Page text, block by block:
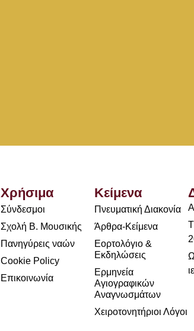
Χρήσιμα
Σύνδεσμοι
Σχολή Β. Μουσικής
Πανηγύρεις ναών
Cookie Policy
Επικοινωνία
Κείμενα
Πνευματική Διακονία
Άρθρα-Κείμενα
Εορτολόγιο &
Εκδηλώσεις
Ερμηνεία
Αγιογραφικών
Αναγνωσμάτων
Χειροτονητήριοι Λόγοι